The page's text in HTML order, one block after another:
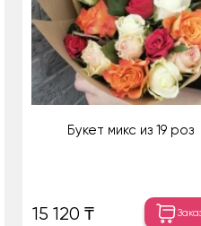
Букет микс из 19 роз
15 120 ₸